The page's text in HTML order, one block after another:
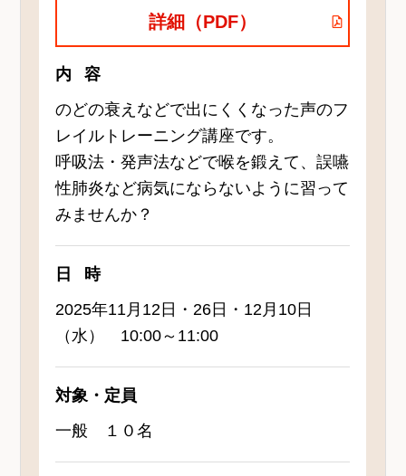
詳細（PDF）
内容
のどの衰えなどで出にくくなった声のフ
レイルトレーニング講座です。
呼吸法・発声法などで喉を鍛えて、誤嚥
性肺炎など病気にならないように習って
みませんか？
日時
2025年11月12日・26日・12月10日
（水） 10:00～11:00
対象・定員
一般 １０名